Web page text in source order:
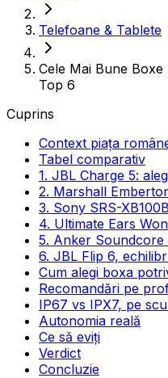
Telefoane & Tablete
Cele Mai Bune
Top 6
Cuprins
Context piața
Tabel comparativ
1. JBL Charge 5:
2. Marshall
3. Sony SRS-
4. Ultimate Ears
5. Anker
6. JBL Flip 6,
Cum alegi boxa
Recomandări pe
IP67 vs IPX7, pe
Autonomia reală
Ce să eviți
Verdict
Concluzie